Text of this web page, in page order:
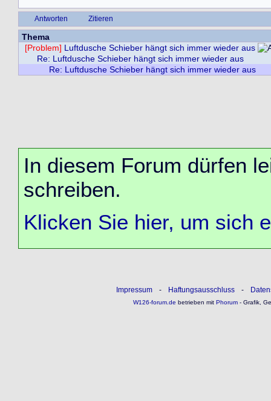
Antworten Zitieren
Thema
[Problem] Luftdusche Schieber hängt sich immer wieder aus
Re: Luftdusche Schieber hängt sich immer wieder aus
Re: Luftdusche Schieber hängt sich immer wieder aus
In diesem Forum dürfen
schreiben.
Klicken Sie hier, um sich
Impressum - Haftungsausschluss -
W126-forum.de betrieben mitPhorum- Grafik,